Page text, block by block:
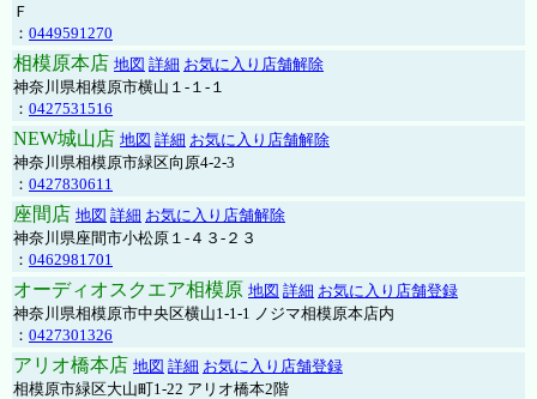
Ｆ
： 0449591270
相模原本店 地図 詳細 お気に入り店舗解除
神奈川県相模原市横山１-１-１
： 0427531516
NEW城山店 地図 詳細 お気に入り店舗解除
神奈川県相模原市緑区向原4-2-3
： 0427830611
座間店 地図 詳細 お気に入り店舗解除
神奈川県座間市小松原１-４３-２３
： 0462981701
オーディオスクエア相模原 地図 詳細 お気に入り店舗登録
神奈川県相模原市中央区横山1-1-1 ノジマ相模原本店内
： 0427301326
アリオ橋本店 地図 詳細 お気に入り店舗登録
相模原市緑区大山町1-22 アリオ橋本2階